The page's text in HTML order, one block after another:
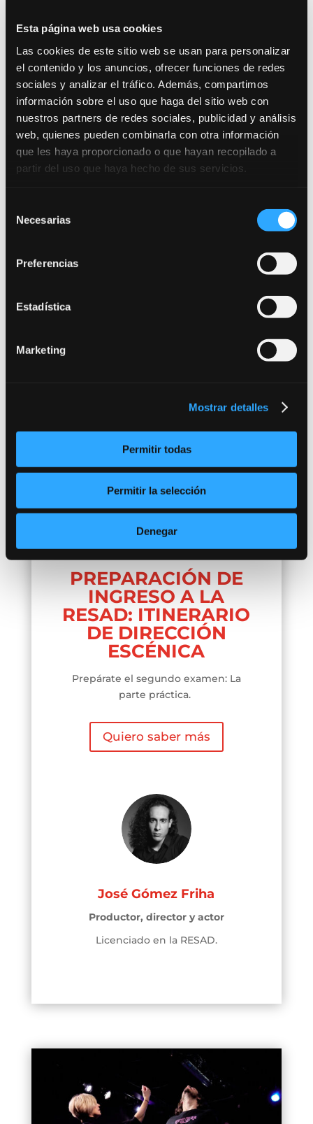
Esta página web usa cookies
Las cookies de este sitio web se usan para personalizar
el contenido y los anuncios, ofrecer funciones de redes
sociales y analizar el tráfico. Además, compartimos
información sobre el uso que haga del sitio web con
nuestros partners de redes sociales, publicidad y análisis
web, quienes pueden combinarla con otra información
que les haya proporcionado o que hayan recopilado a
partir del uso que haya hecho de sus servicios.
Necesarias
Preferencias
Estadística
Marketing
Mostrar detalles
Permitir todas
Permitir la selección
Denegar
José Gómez Friha
Productor, director y actor
PREPARACIÓN DE
INGRESO A LA
RESAD: ITINERARIO
DE DIRECCIÓN
ESCÉNICA
Prepárate el segundo examen: La
parte práctica.
Quiero saber más
José Gómez Friha
Productor, director y actor
Licenciado en la RESAD.